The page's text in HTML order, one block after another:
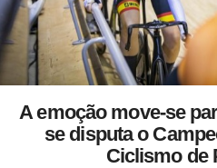
A emoção move-se
se disputa o
Ciclismo de